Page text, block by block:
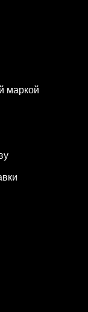
маркой